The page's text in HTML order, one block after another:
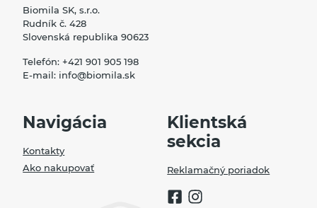
Biomila SK, s.r.o.
Rudník č. 428
Slovenská republika 90623
Telefón: +421 901 905 198
E-mail: info@biomila.sk
Navigácia
Kontakty
Ako nakupovať
Klientská
sekcia
Reklamačný poriadok